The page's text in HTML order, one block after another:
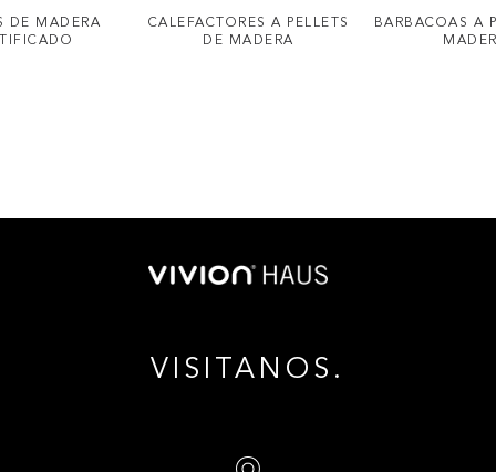
DE MADERA
CALEFACTORES A PELLETS
DE MADERA
BARBACOAS A
VISITANOS.